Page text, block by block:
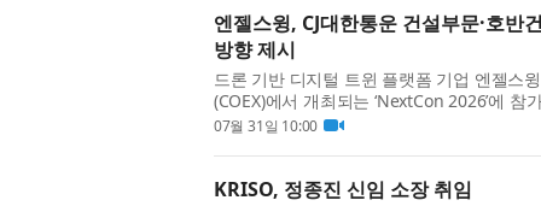
엔젤스윙, CJ대한통운 건설부문·호반
방향 제시
드론 기반 디지털 트윈 플랫폼 기업 엔젤스
(COEX)에서 개최되는 ‘NextCon 2026’에
이션 기반 스마트건설 DX 운영 사...
07월 31일 10:00
KRISO, 정종진 신임 소장 취임